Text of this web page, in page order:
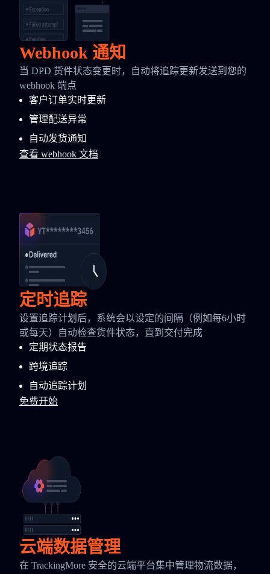
Webhook 通知
当 DPD 货件状态变更时，自动将追踪更新发送到您的
webhook 端点
客户订单实时更新
管理配送异常
自动发货通知
查看 webhook 文档
定时追踪
设置追踪计划后，系统会以设定的间隔（例如每6小时
或每天）自动检查货件状态，直到交付完成
定期状态报告
跨境追踪
自动追踪计划
免费开始
云端数据管理
在 TrackingMore 安全的云端平台集中管理物流数据，